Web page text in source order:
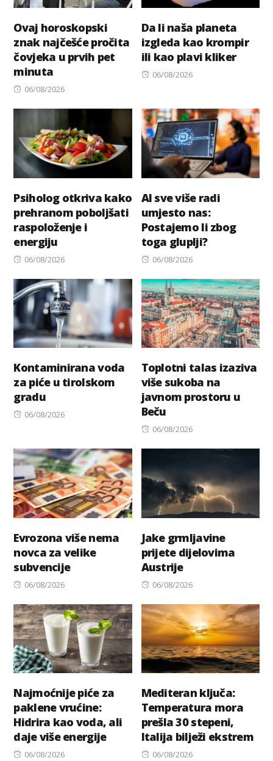
Ovaj horoskopski
znak najčešće pročita
čovjeka u prvih pet
minuta
Posted
06/08/2026
Da li naša planeta
izgleda kao krompir
ili kao plavi kliker
Posted
06/08/2026
Psiholog otkriva kako
prehranom poboljšati
raspoloženje i
energiju
Posted
06/08/2026
AI sve više radi
umjesto nas:
Postajemo li zbog
toga gluplji?
Posted
06/08/2026
Kontaminirana voda
za piće u tirolskom
gradu
Posted
06/08/2026
Toplotni talas izaziva
više sukoba na
javnom prostoru u
Beču
Posted
06/08/2026
Evrozona više nema
novca za velike
subvencije
Posted
06/08/2026
Jake grmljavine
prijete dijelovima
Austrije
Posted
06/08/2026
Najmoćnije piće za
paklene vrućine:
Hidrira kao voda, ali
daje više energije
Posted
06/08/2026
Mediteran ključa:
Temperatura mora
prešla 30 stepeni,
Italija bilježi ekstrem
Posted
06/08/2026